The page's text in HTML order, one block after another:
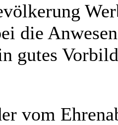
die
gutes
vom